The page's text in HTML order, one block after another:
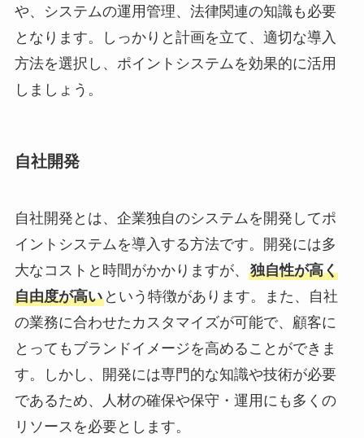
や、システムの運用管理、法律関連の知識も必要
となります。しっかりと計画を立て、適切な導入
方法を選択し、ポイントシステムを効果的に活用
しましょう。
自社開発
自社開発とは、企業独自のシステムを開発してポ
イントシステムを導入する方法です。開発には多
大なコストと時間がかかりますが、 独自性が高く
自由度が高いという特徴があります。また、自社
の業務に合わせたカスタマイズが可能で、顧客に
とってもブランドイメージを高めることができま
す。しかし、開発には専門的な知識や技術が必要
であるため、人材の確保や保守・運用にも多くの
リソースを必要とします。